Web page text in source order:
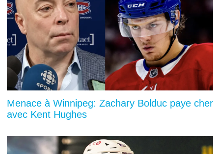
Menace à Winnipeg: Zachary Bolduc paye cher
avec Kent Hughes